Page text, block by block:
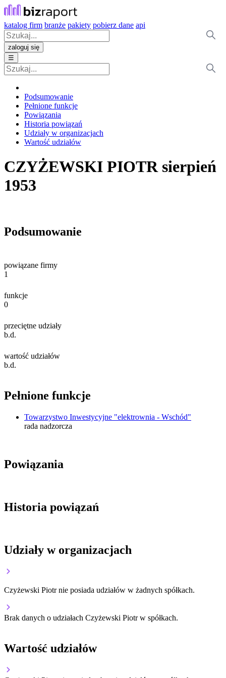
katalog firm branże pakiety pobierz dane api
zaloguj się
☰
Podsumowanie
Pełnione funkcje
Powiązania
Historia powiązań
Udziały w organizacjach
Wartość udziałów
CZYŻEWSKI PIOTR sierpień
1953
Podsumowanie
powiązane firmy
1
funkcje
0
przeciętne udziały
b.d.
wartość udziałów
b.d.
Pełnione funkcje
Towarzystwo Inwestycyjne "elektrownia - Wschód"
rada nadzorcza
Powiązania
Historia powiązań
Udziały w organizacjach
Czyżewski Piotr nie posiada udziałów w żadnych spółkach.
Brak danych o udziałach Czyżewski Piotr w spółkach.
Wartość udziałów